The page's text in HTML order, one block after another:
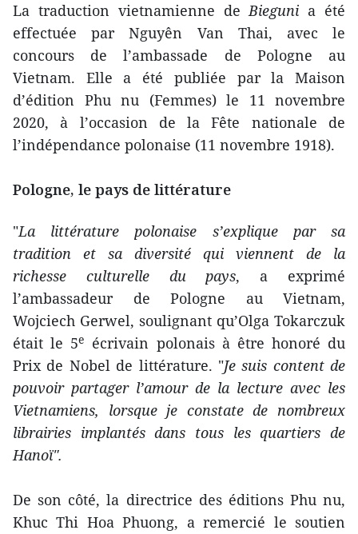
La traduction vietnamienne deBieguni a été
effectuée par Nguyên Van Thai, avec le
concours de l’ambassade de Pologne au
Vietnam. Elle a été publiée par la Maison
d’édition Phu nu (Femmes) le 11 novembre
2020, à l’occasion de la Fête nationale de
l’indépendance polonaise (11 novembre 1918).
Pologne, le pays de littérature
"La littérature polonaise s’explique par sa
tradition et sa diversité qui viennent de la
richesse culturelle du pays, a exprimé
l’ambassadeur de Pologne au Vietnam,
Wojciech Gerwel, soulignant qu’Olga Tokarczuk
était le 5e
écrivain polonais à être honoré du
Prix de Nobel de littérature. "Je suis content de
pouvoir partager l’amour de la lecture avec les
Vietnamiens, lorsque je constate de nombreux
librairies implantés dans tous les quartiers de
Hanoï".
De son côté, la directrice des éditions Phu nu,
Khuc Thi Hoa Phuong, a remercié le soutien